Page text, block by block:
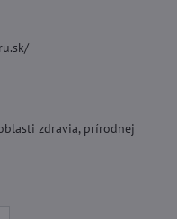
zdravia, prírodnej